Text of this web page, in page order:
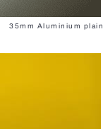
35mm Aluminium plain